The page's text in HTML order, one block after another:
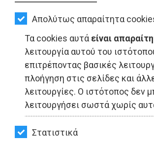
Απολύτως απαραίτητα
Τα cookies αυτά είναι
λειτουργία αυτού του
επιτρέποντας βασικές
πλοήγηση στις σελίδες και
λειτουργίες. Ο ιστότοπος δεν
λειτουργήσει σωστά χωρίς
Στατιστικά
ΟΙΚΟΝΟΜΙΑ
ΑΘΛΗΤΙΣΜΟΣ
ΠΟΛΙΤΙΣΜΟΣ
ΣΠΙΤΙ-
ΚΗΠΟΣ
ΥΓΕΙΑ
LIFESTYLE
ΕΙΔΗΣΕΙΣ - Ραφήνα